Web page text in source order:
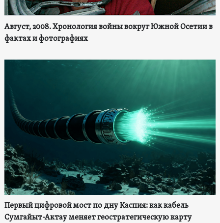
Август, 2008. Хронология войны вокруг Южной Осетии в
фактах и фотографиях
Первый цифровой мост по дну Каспия: как кабель
Сумгайыт-Актау меняет геостратегическую карту